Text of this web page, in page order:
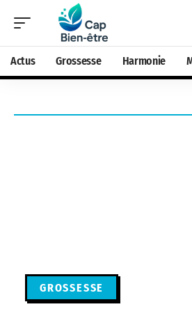
Actus Grossesse Harmonie
GROSSESSE